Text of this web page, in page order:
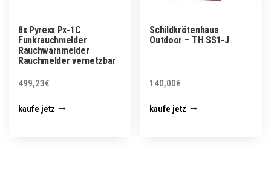
8x Pyrexx Px-1C
Funkrauchmelder
Rauchwarnmelder
Rauchmelder vernetzbar
499,23€
kaufe jetz
Schildkrötenhaus
Outdoor – TH SS1-J
140,00€
kaufe jetz